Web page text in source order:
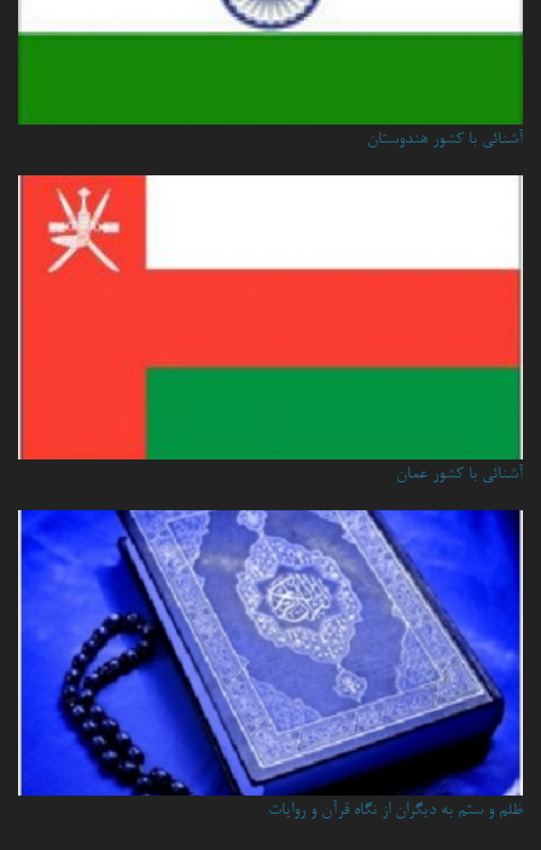
آشنائی با کشور هندوستان
آشنائي با كشور عمان
ظلم و ستم به دیگران از نگاه قرآن و روایات